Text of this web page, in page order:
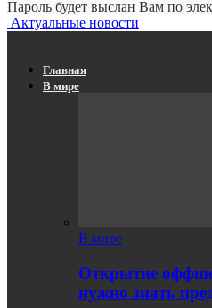
Пароль будет выслан Вам по
Актуальные новости
Главная
В мире
В мире
Открытие
нужно знать